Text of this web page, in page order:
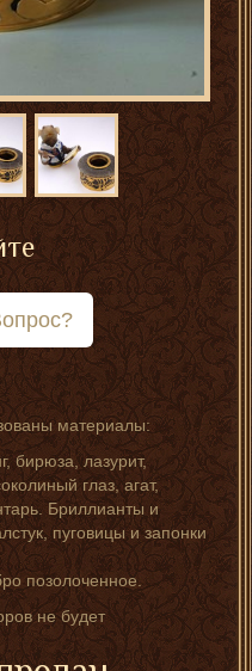
материалы:
бирюза, лазурит,
глаз, агат,
Бриллианты и
пуговицы и запонки
позолоченное.
не будет